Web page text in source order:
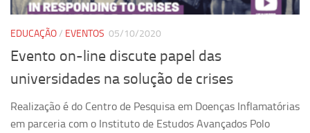
EDUCAÇÃO/ EVENTOS 05/10/2020
Evento on-line discute papel das
universidades na solução de crises
Realização é do Centro de Pesquisa em Doenças Inflamatórias
em parceria com o Instituto de Estudos Avançados Polo